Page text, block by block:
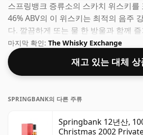
스프링뱅크 증류소의 스카치 위스키를
46% ABV의 이 위스키는 최적의 음주
다. 깔끔하게 또는 물 한 방울과 함께
마지막 확인: The Whisky Exchange
재고 있는 대체 상
SPRINGBANK의 다른 주류
Springbank 12년산,
Christmas 2002